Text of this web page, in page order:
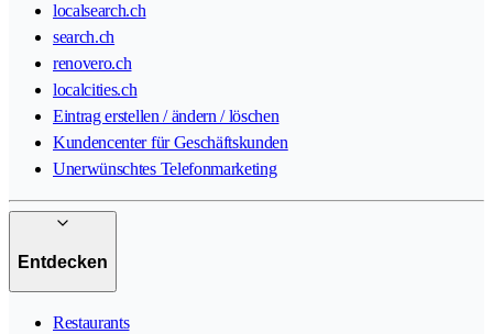
localsearch.ch
search.ch
renovero.ch
localcities.ch
Eintrag erstellen / ändern / löschen
Kundencenter für Geschäftskunden
Unerwünschtes Telefonmarketing
Entdecken
Restaurants